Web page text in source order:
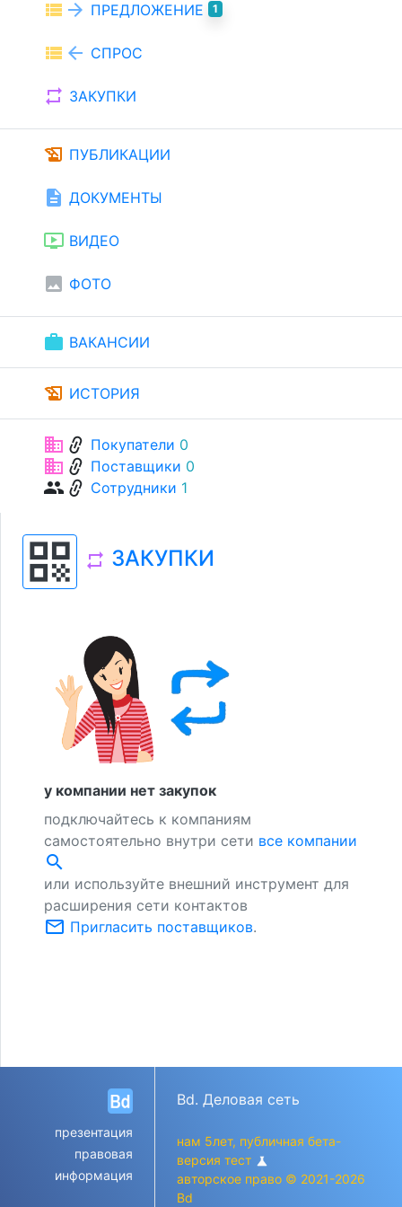
view_list arrow_forward ПРЕДЛОЖЕНИЕ 1
view_list arrow_back СПРОС
repeat ЗАКУПКИ
history_edu ПУБЛИКАЦИИ
description ДОКУМЕНТЫ
ondemand_video ВИДЕО
image ФОТО
work ВАКАНСИИ
history_edu ИСТОРИЯ
businesslink Покупатели 0
businesslink Поставщики 0
grouplink Сотрудники 1
qr_code repeat ЗАКУПКИ
у компании нет закупок
подключайтесь к компаниям
самостоятельно внутри сети все компании
search
или используйте внешний инструмент для
расширения сети контактов
mail_outline Пригласить поставщиков.
презентация
правовая
информация
Bd. Деловая сеть
нам 5лет, публичная бета-
версия тест science
авторское право © 2021-2026
Bd